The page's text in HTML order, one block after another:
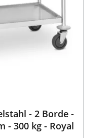
- 2 Borde -
- 300 kg - Royal